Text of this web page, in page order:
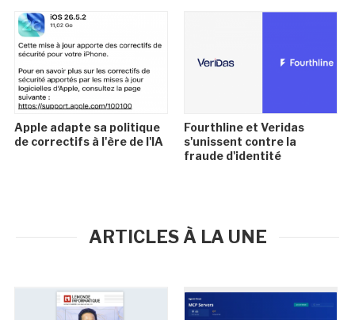
Apple adapte sa politique
de correctifs à l'ère de l'IA
Fourthline et Veridas
s'unissent contre la
fraude d'identité
ARTICLES À LA UNE